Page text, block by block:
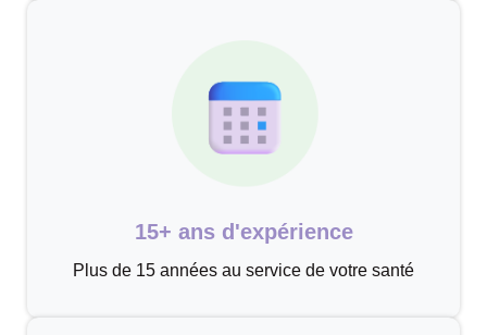
15+ ans d'expérience
Plus de 15 années au service de votre santé